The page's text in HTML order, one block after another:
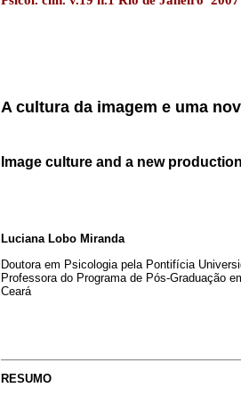
A cultura da imagem e uma
Image culture and a new
Luciana Lobo Miranda
Doutora em Psicologia pela Pontifícia
Professora do Programa de Pós-Graduação
Ceará
RESUMO